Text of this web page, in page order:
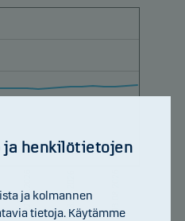
22.07.2026 28.07.2026
ja henkilötietojen
ja kolmannen
tietoja. Käytämme